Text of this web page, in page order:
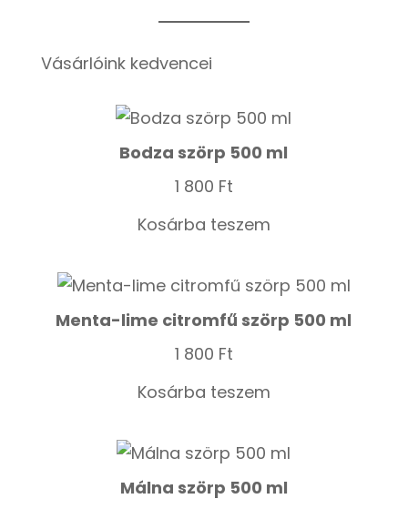
Vásárlóink kedvencei
Bodza szörp 500 ml
1 800 Ft
Kosárba teszem
Menta-lime citromfű szörp 500 ml
1 800 Ft
Kosárba teszem
Málna szörp 500 ml